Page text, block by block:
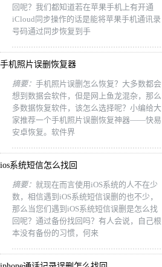
回呢？我们都知道若在苹果手机上有开通
iCloud同步操作的话是能将苹果手机通讯录
号码通过同步恢复到手
手机照片误删恢复器
摘要： 手机照片误删怎么恢复？大多数都会
想到数据会软件，但是网上鱼龙混杂，那么
多数据恢复软件，该怎么选择呢？小编给大
家推荐一个手机照片误删恢复神器——快易
安卓恢复。软件界
ios系统短信怎么找回
摘要： 就现在而言使用iOS系统的人不在少
数，相信遇到iOS系统短信误删的也不少，
那么当您们遇到iOS系统短信误删是怎么找
回呢？通过备份找回吗？有人会说，自己根
本没有备份的习惯，何来